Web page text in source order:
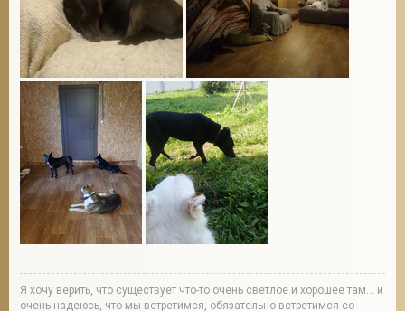
Я хочу верить, что существует что-то очень светлое и хорошее там... и
очень надеюсь, что мы встретимся, обязательно встретимся со